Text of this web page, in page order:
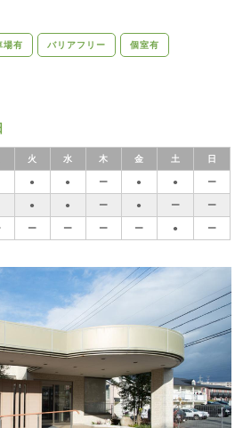
場有 バリアフリー 個室有
火 水 木 金 土
日
● ● ー ● ●
ー
● ● ー ● ー
ー
ー ー ー ー ● ー